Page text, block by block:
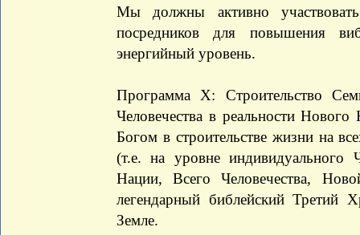
Мы должны активно
посредников для повышения
энергийный уровень.
Программа X: Строительство
Человечества в реальности
Богом в строительстве жизни на
(т.е. на уровне индивидуального
Нации, Всего Человечества,
легендарный библейский Третий
Земле.